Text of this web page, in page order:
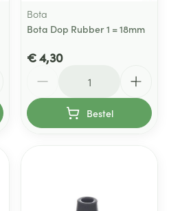
Bota
Bota Dop Rubber 1 = 18mm
€ 4,30
Bestel